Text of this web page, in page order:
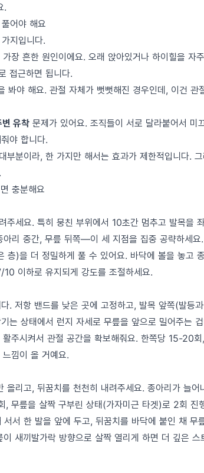
.
어야 해요
지입니다.
가장 흔한 원인이에요. 오래 앉아있거나 하이힐을 자
접근하면 됩니다.
봐야 해요. 관절 자체가 뻣뻣해진 경우인데, 이건
유착 문제가 있어요. 조직들이 서로 달라붙어서 미
야 합니다.
부분이라, 한 가지만 해서는 효과가 제한적입니다.
충분해요
주세요. 특히 뭉친 부위에서 10초간 멈추고 발목을
아리 중간, 무릎 뒤쪽—이 세 지점을 집중 공략하세요.
층)을 더 정밀하게 풀 수 있어요. 바닥에 볼을 놓고
이하로 유지되게 강도를 조절하세요.
. 저항 밴드를 낮은 곳에 고정하고, 발목 앞쪽(발등
는 상태에서 런지 자세로 무릎을 앞으로 밀어주는
주시켜서 관절 공간을 확보해줘요. 한쪽당 15-20
낌이 올 거예요.
올리고, 뒤꿈치를 천천히 내려주세요. 종아리가 늘
무릎을 살짝 구부린 상태(가자미근 타겟)로 2회 진
서 한 발을 앞에 두고, 뒤꿈치를 바닥에 붙인 채 무
새끼발가락 방향으로 살짝 열리게 하면 더 깊은 스